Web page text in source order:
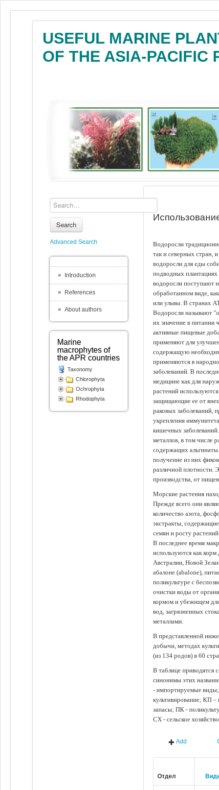
USEFUL MARINE
OF THE ASIA-PACIFIC
Водоросли
так и северных стран,
водоросли для еды
подводных
водоросли поступают
обработанном виде,
или ульвы. В странах
Водоросли называют
их значение в питании
активные пищевые
применяют для
содержащую
применяются в
заболеваний. В
медицине как для
растений
защищающие ее от
раковых заболеваний,
укрепления
кишечных
металлов, в том числе
содержащих
получение из них
различной плотности.
производства, от
Морские растения
Прежде всего они
количество азота,
экстракты,
семян и росту
В последнее время
используются как
Австралии, Новой
абалоне (abalone),
поликультуре с
очистки воды от
кормом и убежищем
вод, загрязненных
металлами.
В представленной
добычи, методах
(из 134 родов) в 60
В таблице приводятся
синонимы этих
- импортируемые
культивирование; КП
запасы; ПК -
СХ - сельское
Add
Отдел
Search
Advanced Search
Introduction
References
About authors
Marine
macrophytes of
the APR countries
Taxonomy
Chlorophyta
Ochrophyta
Rhodophyta